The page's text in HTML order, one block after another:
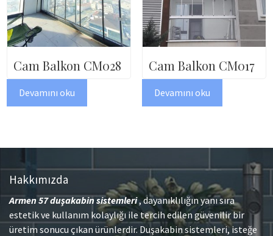
Cam Balkon CM028
Devamını oku
Cam Balkon CM017
Devamını oku
Hakkımızda
Armen 57duşakabin sistemleri, dayanıklılığın yanı sıra
estetik ve kullanım kolaylığı ile tercih edilen güvenilir bir
üretim sonucu çıkan ürünlerdir. Duşakabin sistemleri, isteğe